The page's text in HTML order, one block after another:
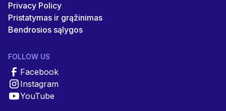
Privacy Policy
Pristatymas ir grąžinimas
Bendrosios sąlygos
FOLLOW US
Facebook
Instagram
YouTube